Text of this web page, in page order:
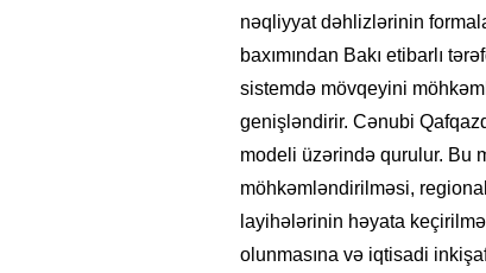
nəqliyyat dəhlizlərinin
baxımından Bakı etibarlı
sistemdə mövqeyini
genişləndirir. Cənubi
modeli üzərində qurulur. Bu
möhkəmləndirilməsi,
layihələrinin həyata
olunmasına və iqtisadi